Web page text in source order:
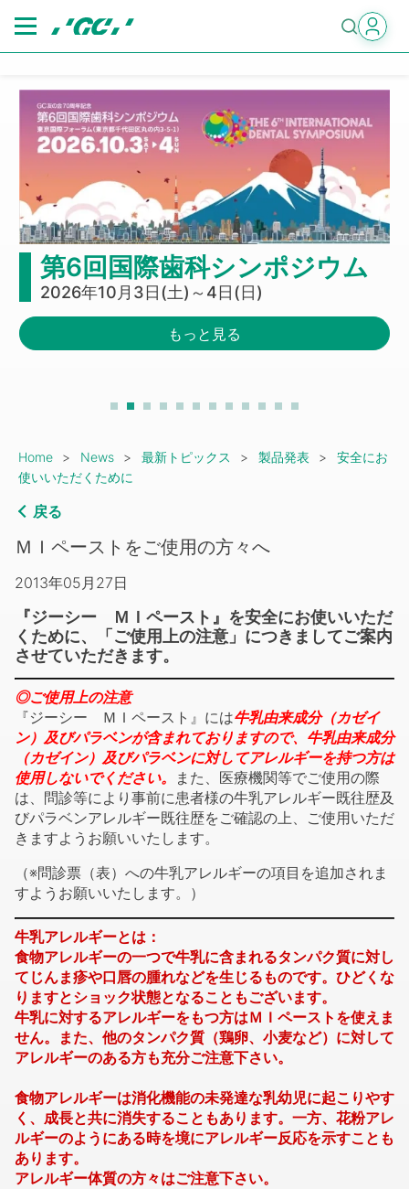
main
第6回国際歯科シンポジウム
2026年10月3日(土)～4日(日)
もっと見る
Breadcrumb
Home News 最新トピックス 製品発表
安全にお
使いいただくために
戻る
ＭＩペーストをご使用の方々へ
2013年05月27日
『ジーシー ＭＩペースト』を安全にお使いいただ
くために、「ご使用上の注意」につきましてご案内
させていただきます。
◎ご使用上の注意
『ジーシー ＭＩペースト』には牛乳由来成分（カゼイ
ン）及びパラベンが含まれておりますので、牛乳由来成分
（カゼイン）及びパラベンに対してアレルギーを持つ方は
使用しないでください。
また、医療機関等でご使用の際
は、問診等により事前に患者様の牛乳アレルギー既往歴及
びパラベンアレルギー既往歴をご確認の上、ご使用いただ
きますようお願いいたします。
（※問診票（表）への牛乳アレルギーの項目を追加されま
すようお願いいたします。）
牛乳アレルギーとは：
食物アレルギーの一つで牛乳に含まれるタンパク質に対し
てじんま疹や口唇の腫れなどを生じるものです。ひどくな
りますとショック状態となることもございます。
牛乳に対するアレルギーをもつ方はＭＩペーストを使えま
せん。また、他のタンパク質（鶏卵、小麦など）に対して
アレルギーのある方も充分ご注意下さい。
食物アレルギーは消化機能の未発達な乳幼児に起こりやす
く、成長と共に消失することもあります。一方、花粉アレ
ルギーのようにある時を境にアレルギー反応を示すことも
あります。
アレルギー体質の方々はご注意下さい。